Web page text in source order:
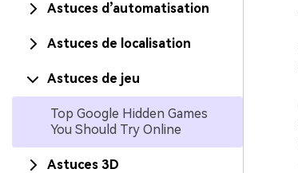
Astuces d’automatisation
Astuces de localisation
Astuces de jeu
Top Google Hidden Games
You Should Try Online
Astuces 3D